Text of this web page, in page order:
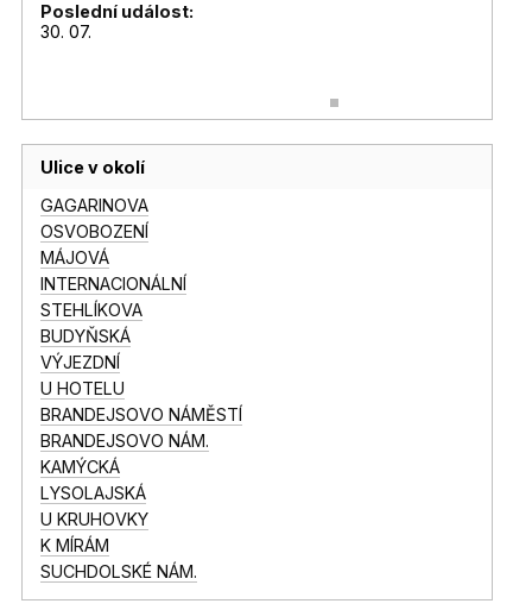
Poslední událost:
30. 07.
Ulice v okolí
GAGARINOVA
OSVOBOZENÍ
MÁJOVÁ
INTERNACIONÁLNÍ
STEHLÍKOVA
BUDYŇSKÁ
VÝJEZDNÍ
U HOTELU
BRANDEJSOVO NÁMĚSTÍ
BRANDEJSOVO NÁM.
KAMÝCKÁ
LYSOLAJSKÁ
U KRUHOVKY
K MÍRÁM
SUCHDOLSKÉ NÁM.